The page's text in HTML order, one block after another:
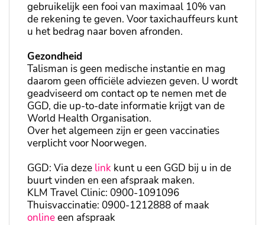
gebruikelijk een fooi van maximaal 10% van
de rekening te geven. Voor taxichauffeurs kunt
u het bedrag naar boven afronden.
Gezondheid
Talisman is geen medische instantie en mag
daarom geen officiële adviezen geven. U wordt
geadviseerd om contact op te nemen met de
GGD, die up-to-date informatie krijgt van de
World Health Organisation.
Over het algemeen zijn er geen vaccinaties
verplicht voor Noorwegen.
GGD: Via deze link kunt u een GGD bij u in de
buurt vinden en een afspraak maken.
KLM Travel Clinic: 0900-1091096
Thuisvaccinatie: 0900-1212888 of maak
onlineeen afspraak